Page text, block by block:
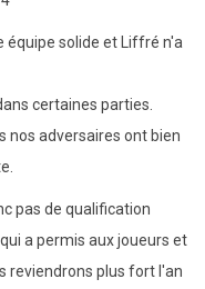
équipe solide et Liffré n'a
certaines parties.
nos adversaires ont bien
pas de qualification
a permis aux joueurs et
reviendrons plus fort l'an